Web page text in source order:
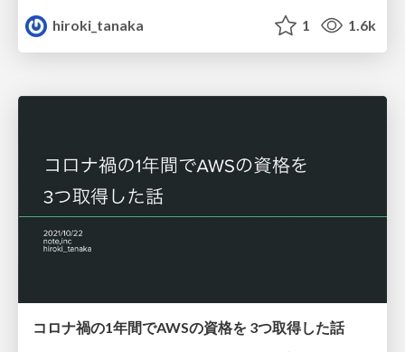
hiroki_tanaka
1 1.6k
コロナ禍の1年間でAWSの資格を 3つ取得した話